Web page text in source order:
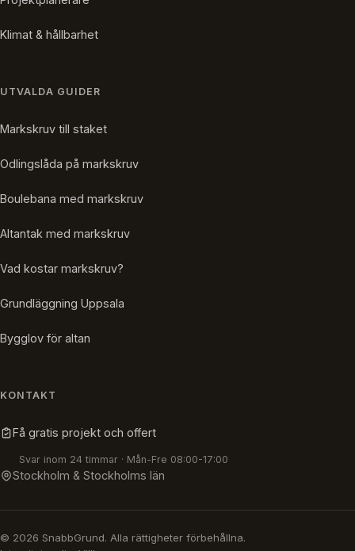
Klimat & hållbarhet
UTVALDA GUIDER
Markskruv till staket
Odlingslåda på markskruv
Boulebana med markskruv
Altantak med markskruv
Vad kostar markskruv?
Grundläggning Uppsala
Bygglov för altan
KONTAKT
Få gratis projekt och offert
Svar inom 24 timmar · Mån-Fre 08:00-17:00
Stockholm & Stockholms län
© 2026 SnabbGrund. Alla rättigheter förbehållna.